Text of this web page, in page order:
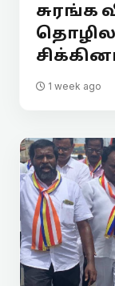
சுரங்க
1 week ago